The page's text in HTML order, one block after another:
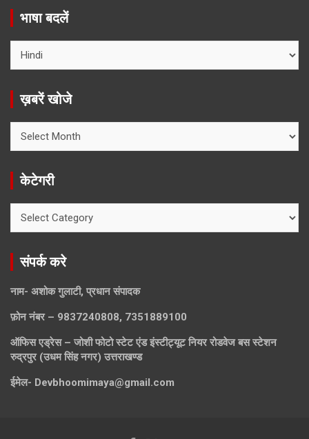
भाषा बदलें
ख़बरें खोजे
खोजे
केटेगरी
संपर्क करे
नाम- अशोक गुलाटी, प्रधान संपादक
फ़ोन नंबर – 9837240808, 7351889100
ऑफिस एड्रेस – जोशी फोटो स्टेट एंड इंस्टीट्यूट नियर रोडवेज बस स्टेशन
रुद्रपुर (उधम सिंह नगर) उत्तराखण्ड
ईमेल- Devbhoomimaya@gmail.com